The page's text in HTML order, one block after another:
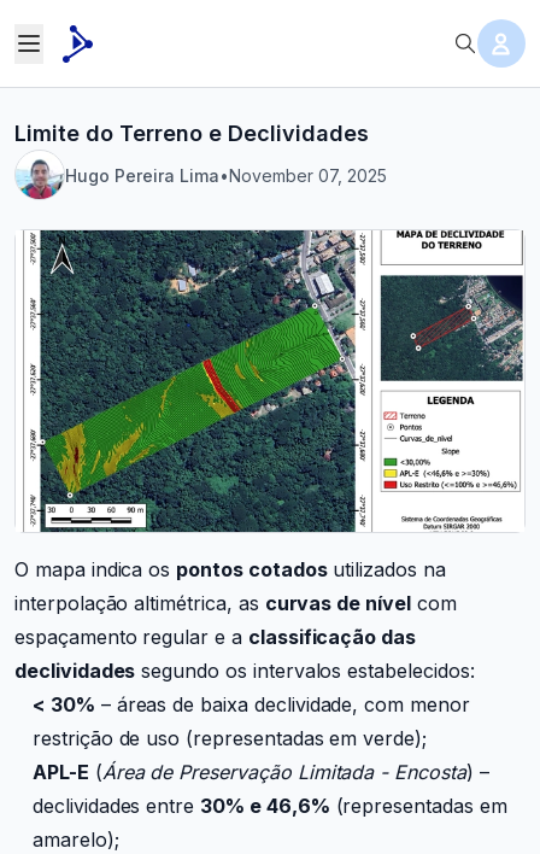
Limite do Terreno e Declividades
Hugo Pereira Lima•November 07, 2025
O mapa indica os pontos cotadosutilizados na
interpolação altimétrica, as curvas de nívelcom
espaçamento regular e a classificação das
declividades segundo os intervalos estabelecidos:
< 30% – áreas de baixa declividade, com menor
restrição de uso (representadas em verde);
APL-E (Área de Preservação Limitada - Encosta) –
declividades entre 30% e 46,6% (representadas em
amarelo);